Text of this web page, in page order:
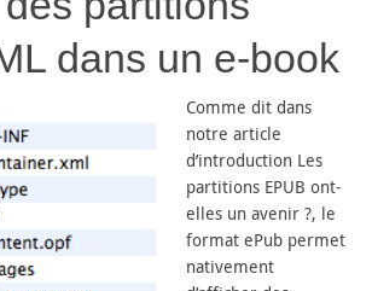
dans un e-book
Comme dit dans
notre article
d’introduction Les
partitions EPUB ont-
elles un avenir ?, le
format ePub permet
nativement